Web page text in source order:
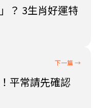
？ 3生肖好運特
平常請先確認